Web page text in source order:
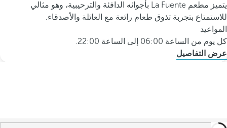
يتميز مطعم La Fuente بأجوائه الدافئة والترحيبية، وهو مثالي
للاستمتاع بتجربة تذوق طعام رائعة مع العائلة والأصدقاء.
المواعيد
كل يوم من الساعة 06:00 إلى الساعة 22:00.
عرض التفاصيل